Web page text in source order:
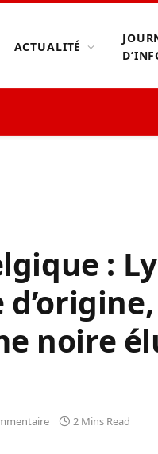
ACTUALITÉ
:
noire
2 Mins Read